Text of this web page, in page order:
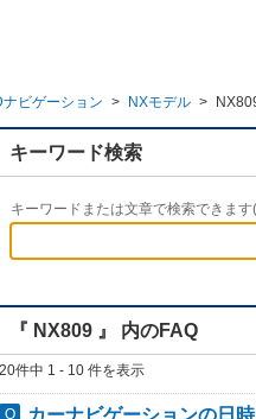
ビゲーション > NXモデル >
キーワード検索
キーワードまたは文章で検索できま
『 NX809 』 内のFAQ
20件中 1 - 10 件を表示
カーナビゲーションの日時